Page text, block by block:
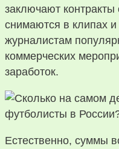
заключают
снимаются в клипах
журналистам
коммерческих
заработок.
Естественно, суммы